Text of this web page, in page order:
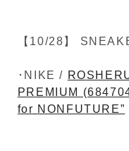
【10/28】
･NIKE /
PREMIUM
for NONFUTURE”